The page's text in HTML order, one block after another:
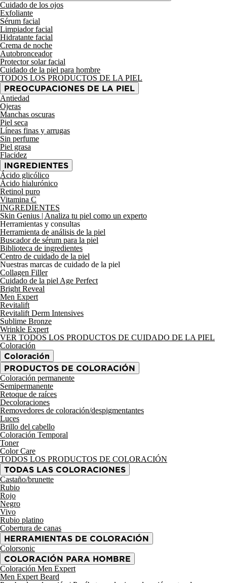
Cuidado de los ojos
Exfoliante
Sérum facial
Limpiador facial
Hidratante facial
Crema de noche
Autobronceador
Protector solar facial
Cuidado de la piel para hombre
TODOS LOS PRODUCTOS DE LA PIEL
PREOCUPACIONES DE LA PIEL
Antiedad
Ojeras
Manchas oscuras
Piel seca
Líneas finas y arrugas
Sin perfume
Piel grasa
Flacidez
INGREDIENTES
Ácido glicólico
Ácido hialurónico
Retinol puro
Vitamina C
INGREDIENTES
Skin Genius | Analiza tu piel como un experto
Herramientas y consultas
Herramienta de análisis de la piel
Buscador de sérum para la piel
Biblioteca de ingredientes
Centro de cuidado de la piel
Nuestras marcas de cuidado de la piel
Collagen Filler
Cuidado de la piel Age Perfect
Bright Reveal
Men Expert
Revitalift
Revitalift Derm Intensives
Sublime Bronze
Wrinkle Expert
VER TODOS LOS PRODUCTOS DE CUIDADO DE LA PIEL
Coloración
Coloración
PRODUCTOS DE COLORACIÓN
Coloración permanente
Semipermanente
Retoque de raíces
Decoloraciones
Removedores de coloración/despigmentantes
Luces
Brillo del cabello
Coloración Temporal
Toner
Color Care
TODOS LOS PRODUCTOS DE COLORACIÓN
TODAS LAS COLORACIONES
Castaño/brunette
Rubio
Rojo
Negro
Vivo
Rubio platino
Cobertura de canas
HERRAMIENTAS DE COLORACIÓN
Colorsonic
COLORACIÓN PARA HOMBRE
Coloración Men Expert
Men Expert Beard